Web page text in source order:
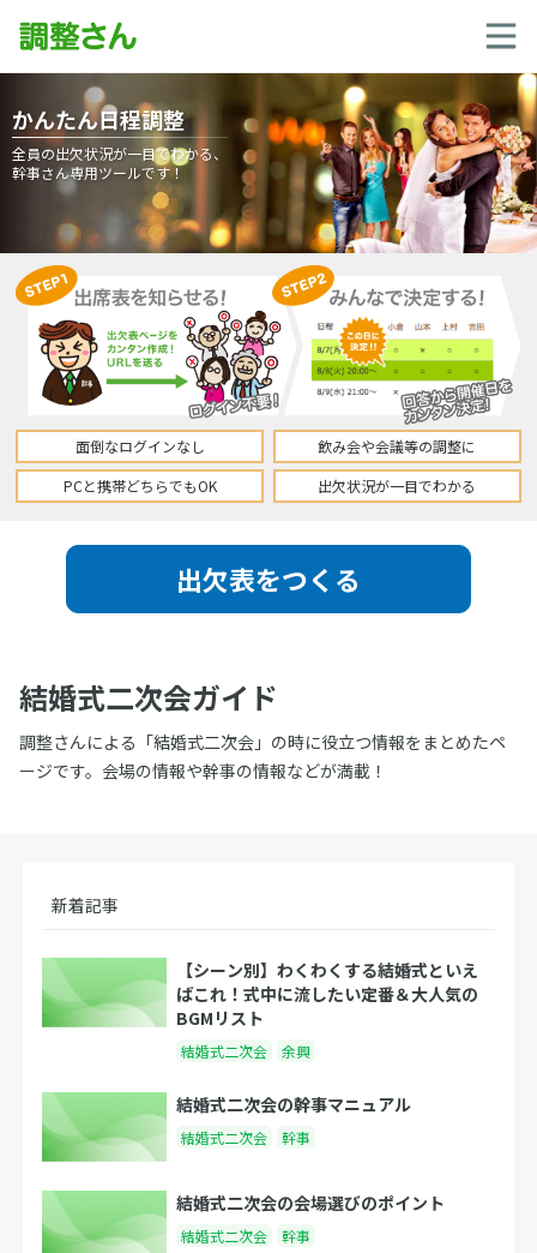
かんたん日程調整
全員の出欠状況が一目でわかる、
幹事さん専用ツールです！
面倒なログインなし
飲み会や会議等の調整に
PCと携帯どちらでもOK
出欠状況が一目でわかる
出欠表をつくる
結婚式二次会ガイド
調整さんによる「結婚式二次会」の時に役立つ情報をまとめたペ
ージです。会場の情報や幹事の情報などが満載！
新着記事
【シーン別】わくわくする結婚式といえ
ばこれ！式中に流したい定番＆大人気の
BGMリスト
結婚式二次会 余興
結婚式二次会の幹事マニュアル
結婚式二次会 幹事
結婚式二次会の会場選びのポイント
結婚式二次会 幹事